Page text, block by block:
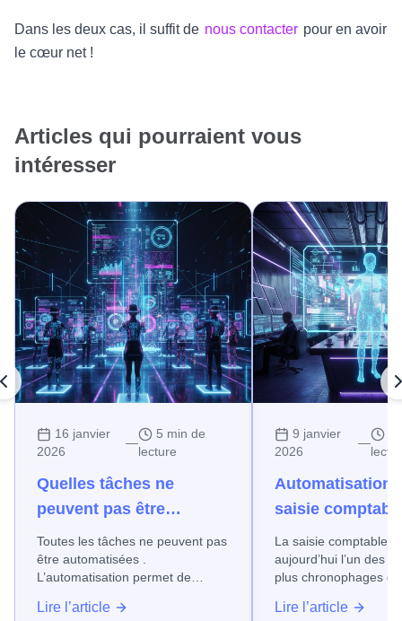
Dans les deux cas, il suffit de nous contacter pour en avoir
le cœur net !
Articles qui pourraient vous
intéresser
16 janvier
2026
—
5 min de
lecture
Quelles tâches ne
peuvent pas être
automatisées ?
Toutes les tâches ne peuvent pas
être automatisées .
L’automatisation permet de
de nombreux processus.
Lire l’article
9 janvier
2026
—
Automatisation
saisie
gagner du
fiabiliser vos
La saisie comptable reste
aujourd’hui l’un des
plus chronophages
domaine dans lequel
Lire l’article